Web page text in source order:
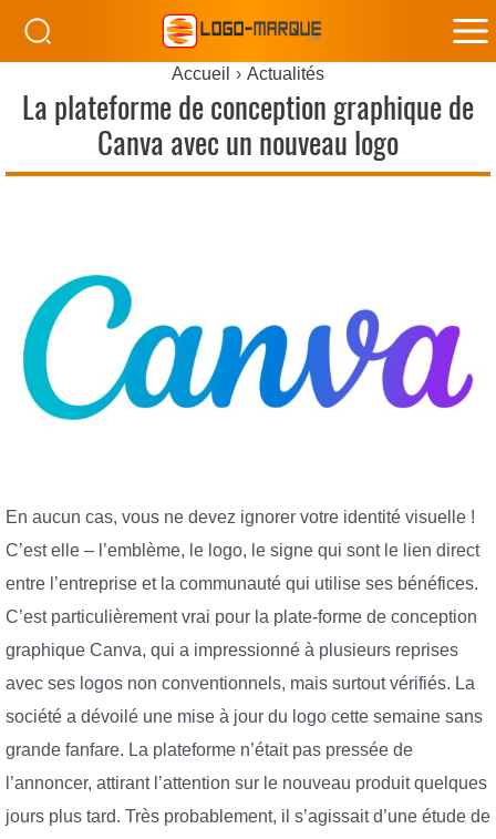
Accueil Actualités
La plateforme de conception graphique de
Canva avec un nouveau logo
En aucun cas, vous ne devez ignorer votre identité visuelle !
C’est elle – l’emblème, le logo, le signe qui sont le lien direct
entre l’entreprise et la communauté qui utilise ses bénéfices.
C’est particulièrement vrai pour la plate-forme de conception
graphique Canva, qui a impressionné à plusieurs reprises
avec ses logos non conventionnels, mais surtout vérifiés. La
société a dévoilé une mise à jour du logo cette semaine sans
grande fanfare. La plateforme n’était pas pressée de
l’annoncer, attirant l’attention sur le nouveau produit quelques
jours plus tard. Très probablement, il s’agissait d’une étude de